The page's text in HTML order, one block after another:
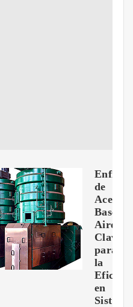
de
Aceite
Base
Aire:
Clave
para
la
en